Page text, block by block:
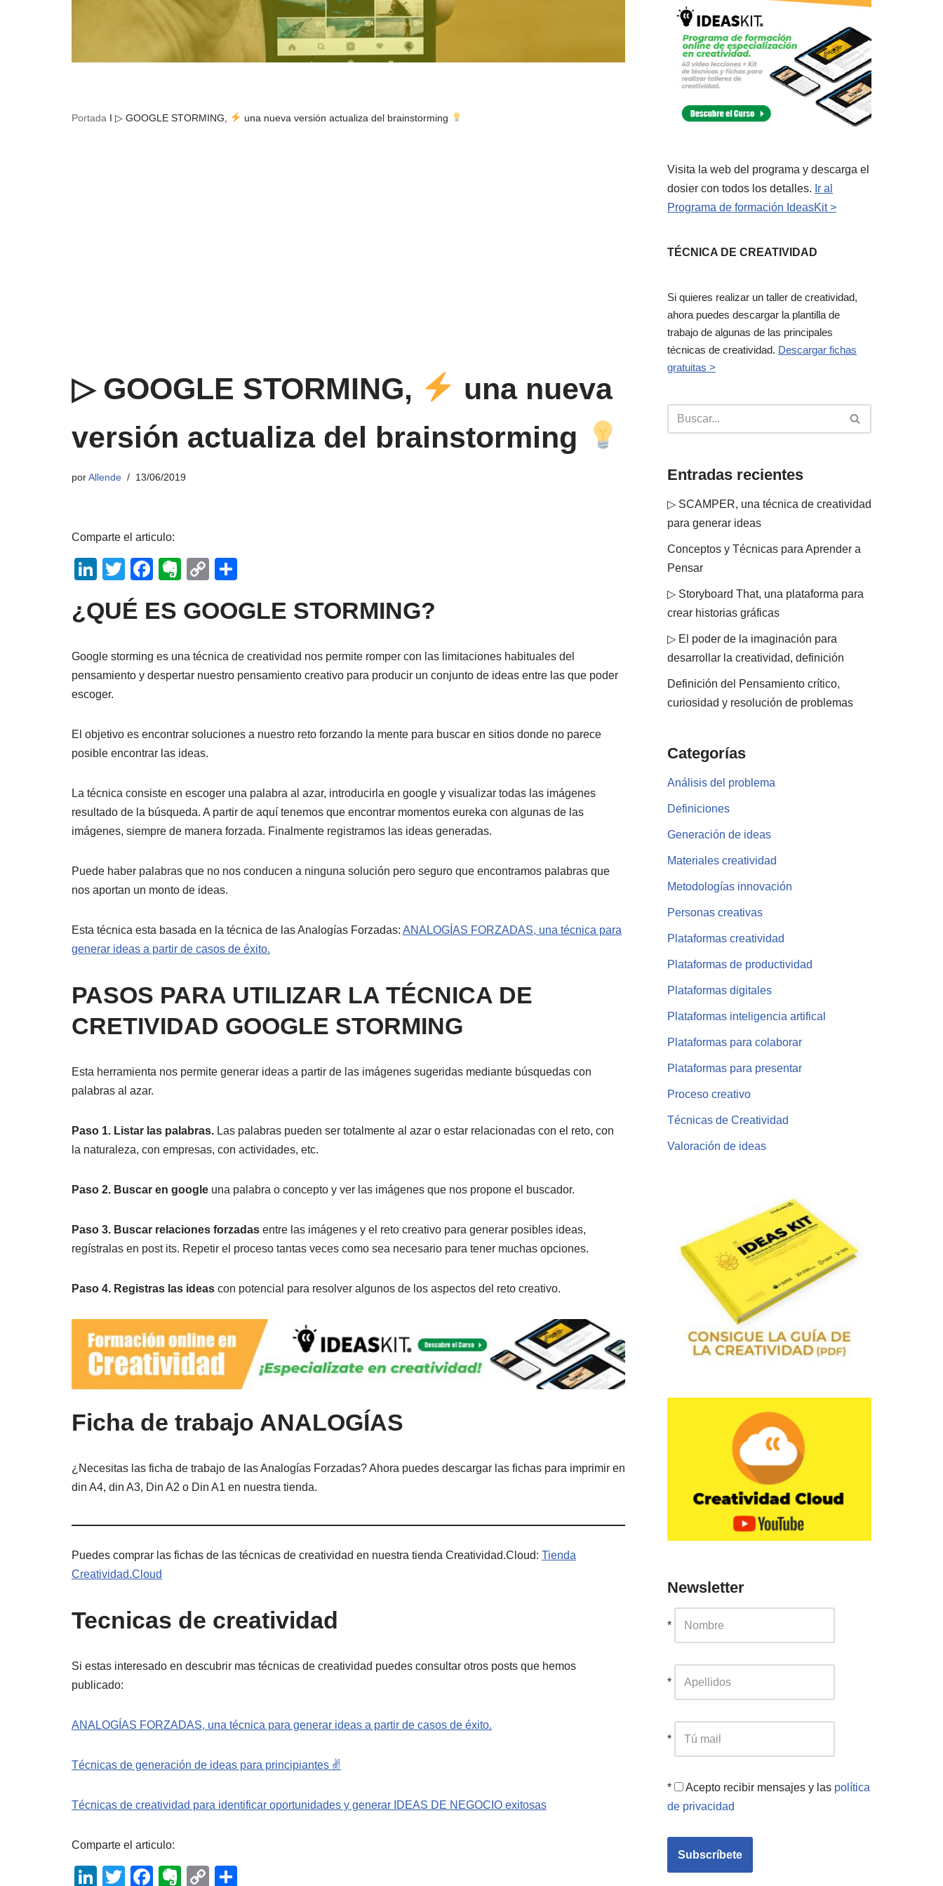
Portada I ▷ GOOGLE STORMING, una nueva versión actualiza del brainstorming
▷ GOOGLE STORMING,
una nueva
versión actualiza del brainstorming
porAllende 13/06/2019
Comparte el articulo:
Li
k
dI
n
T
wi
tt
F
c
b
o
k
E
er
ot
e
C
p
Li
n
m
ar
tir
¿QUÉ ES GOOGLE STORMING?
Google storming es una técnica de creatividad nos permite romper con las limitaciones habituales del
pensamiento y despertar nuestro pensamiento creativo para producir un conjunto de ideas entre las que poder
escoger.
El objetivo es encontrar soluciones a nuestro reto forzando la mente para buscar en sitios donde no parece
posible encontrar las ideas.
La técnica consiste en escoger una palabra al azar, introducirla en google y visualizar todas las imágenes
resultado de la búsqueda. A partir de aquí tenemos que encontrar momentos eureka con algunas de las
imágenes, siempre de manera forzada. Finalmente registramos las ideas generadas.
Puede haber palabras que no nos conducen a ninguna solución pero seguro que encontramos palabras que
nos aportan un monto de ideas.
Esta técnica esta basada en la técnica de las Analogías Forzadas: ANALOGÍAS FORZADAS, una técnica para
generar ideas a partir de casos de éxito.
PASOS PARA UTILIZAR LA TÉCNICA DE
CRETIVIDAD GOOGLE STORMING
Esta herramienta nos permite generar ideas a partir de las imágenes sugeridas mediante búsquedas con
palabras al azar.
Paso 1. Listar las palabras. Las palabras pueden ser totalmente al azar o estar relacionadas con el reto, con
la naturaleza, con empresas, con actividades, etc.
Paso 2. Buscar en google una palabra o concepto y ver las imágenes que nos propone el buscador.
Paso 3. Buscar relaciones forzadas entre las imágenes y el reto creativo para generar posibles ideas,
regístralas en post its. Repetir el proceso tantas veces como sea necesario para tener muchas opciones.
Paso 4. Registras las ideas con potencial para resolver algunos de los aspectos del reto creativo.
Ficha de trabajo ANALOGÍAS
¿Necesitas las ficha de trabajo de las Analogías Forzadas? Ahora puedes descargar las fichas para imprimir en
din A4, din A3, Din A2 o Din A1 en nuestra tienda.
Puedes comprar las fichas de las técnicas de creatividad en nuestra tienda Creatividad.Cloud: Tienda
Creatividad.Cloud
Tecnicas de creatividad
Si estas interesado en descubrir mas técnicas de creatividad puedes consultar otros posts que hemos
publicado:
ANALOGÍAS FORZADAS, una técnica para generar ideas a partir de casos de éxito.
Técnicas de generación de ideas para principiantes ✌️
Técnicas de creatividad para identificar oportunidades y generar IDEAS DE NEGOCIO exitosas
Comparte el articulo:
Li T F E C
Visita la web del programa y descarga el
dosier con todos los detalles. Ir al
Programa de formación IdeasKit >
TÉCNICA DE CREATIVIDAD
Si quieres realizar un taller de creatividad,
ahora puedes descargar la plantilla de
trabajo de algunas de las principales
técnicas de creatividad. Descargar fichas
gratuitas >
Entradas recientes
▷ SCAMPER, una técnica de creatividad
para generar ideas
Conceptos y Técnicas para Aprender a
Pensar
▷ Storyboard That, una plataforma para
crear historias gráficas
▷ El poder de la imaginación para
desarrollar la creatividad, definición
Definición del Pensamiento crítico,
curiosidad y resolución de problemas
Categorías
Análisis del problema
Definiciones
Generación de ideas
Materiales creatividad
Metodologías innovación
Personas creativas
Plataformas creatividad
Plataformas de productividad
Plataformas digitales
Plataformas inteligencia artifical
Plataformas para colaborar
Plataformas para presentar
Proceso creativo
Técnicas de Creatividad
Valoración de ideas
Newsletter
*
*
*
* Acepto recibir mensajes y las política
de privacidad